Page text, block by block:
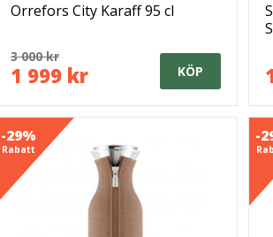
Orrefors City Karaff 95 cl
3 000 kr
1 999 kr KÖP
-29%
Rabatt
-